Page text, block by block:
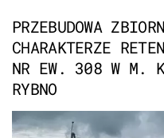
PRZEBUDOWA
CHARAKTERZE
NR EW. 308 W M.
RYBNO